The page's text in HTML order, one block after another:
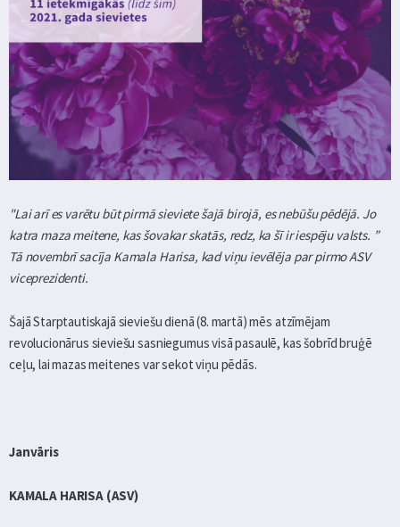
"Lai arī es varētu būt pirmā sieviete šajā birojā, es nebūšu pēdējā. Jo
katra maza meitene, kas šovakar skatās, redz, ka šī ir iespēju valsts. ”
Tā novembrī sacīja Kamala Harisa, kad viņu ievēlēja par pirmo ASV
viceprezidenti.
Šajā Starptautiskajā sieviešu dienā (8. martā) mēs atzīmējam
revolucionārus sieviešu sasniegumus visā pasaulē, kas šobrīd bruģē
ceļu, lai mazas meitenes var sekot viņu pēdās.
Janvāris
KAMALA HARISA (ASV)